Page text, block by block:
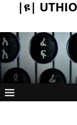
|ዩ|